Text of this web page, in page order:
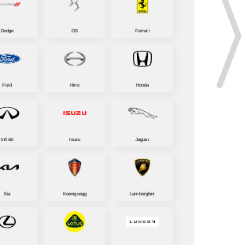
Dodge DS Ferrari
Ford Hino Honda
Infiniti Isuzu Jaguar
Kia Koenigsegg Lamborghini